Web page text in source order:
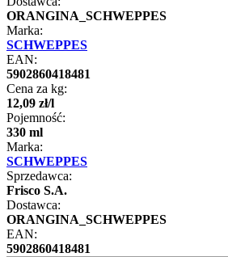
ORANGINA_SCHWEPPES
Marka:
SCHWEPPES
EAN:
5902860418481
Cena za kg:
12,09 zł/l
Pojemność:
330 ml
Marka:
SCHWEPPES
Sprzedawca:
Frisco S.A.
Dostawca:
ORANGINA_SCHWEPPES
EAN:
5902860418481